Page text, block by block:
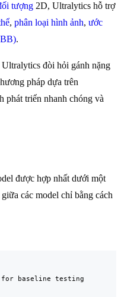
tượng 2D, Ultralytics hỗ trợ
, phân loại hình ảnh, ước
.
đòi hỏi gánh nặng
pháp dựa trên
phát triển nhanh chóng và
được hợp nhất dưới một
các model chỉ bằng cách
for baseline testing